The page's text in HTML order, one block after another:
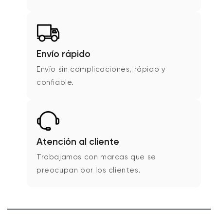
Envío rápido
Envío sin complicaciones, rápido y
confiable.
Atención al cliente
Trabajamos con marcas que se
preocupan por los clientes.